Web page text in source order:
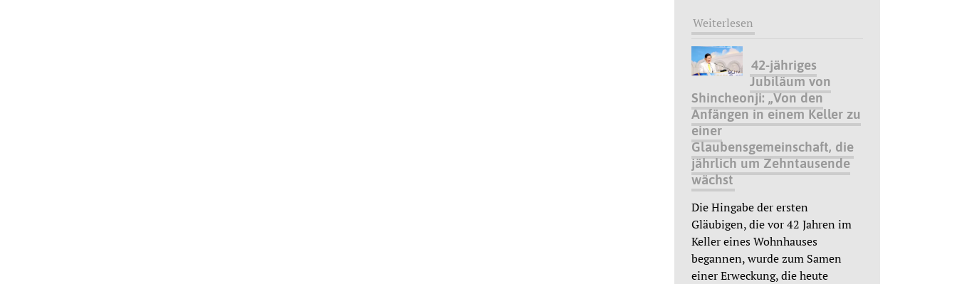
Weiterlesen
42-jähriges
Jubiläum von
Shincheonji: „Von den
Anfängen in einem Keller zu
einer
Glaubensgemeinschaft, die
jährlich um Zehntausende
wächst
Die Hingabe der ersten
Gläubigen, die vor 42 Jahren im
Keller eines Wohnhauses
begannen, wurde zum Samen
einer Erweckung, die heute